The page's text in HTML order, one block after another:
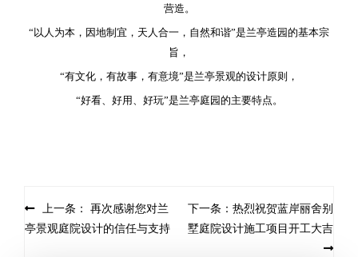
营造。
“以人为本，因地制宜，天人合一，自然和谐”是兰亭造园的基本宗
旨，
“有文化，有故事，有意境”是兰亭景观的设计原则，
“好看、好用、好玩”是兰亭庭园的主要特点。
Post navigation
上一条： 再次感谢您对兰
亭景观庭院设计的信任与支持
下一条：热烈祝贺蓝岸丽舍别
墅庭院设计施工项目开工大吉